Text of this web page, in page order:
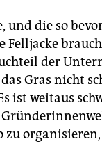
und die so
Felljacke
der
Gras nicht
ist weitaus
zu organisieren,